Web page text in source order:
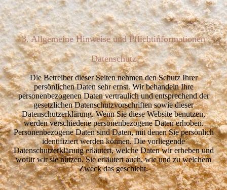
3. Allgemeine Hinweise und Pflichtinformationen
Datenschutz
Die Betreiber dieser Seiten nehmen den Schutz Ihrer
persönlichen Daten sehr ernst. Wir behandeln Ihre
personenbezogenen Daten vertraulich und entsprechend der
gesetzlichen Datenschutzvorschriften sowie dieser
Datenschutzerklärung. Wenn Sie diese Website benutzen,
werden verschiedene personenbezogene Daten erhoben.
Personenbezogene Daten sind Daten, mit denen Sie persönlich
identifiziert werden können. Die vorliegende
Datenschutzerklärung erläutert, welche Daten wir erheben und
wofür wir sie nutzen. Sie erläutert auch, wie und zu welchem
Zweck das geschieht.